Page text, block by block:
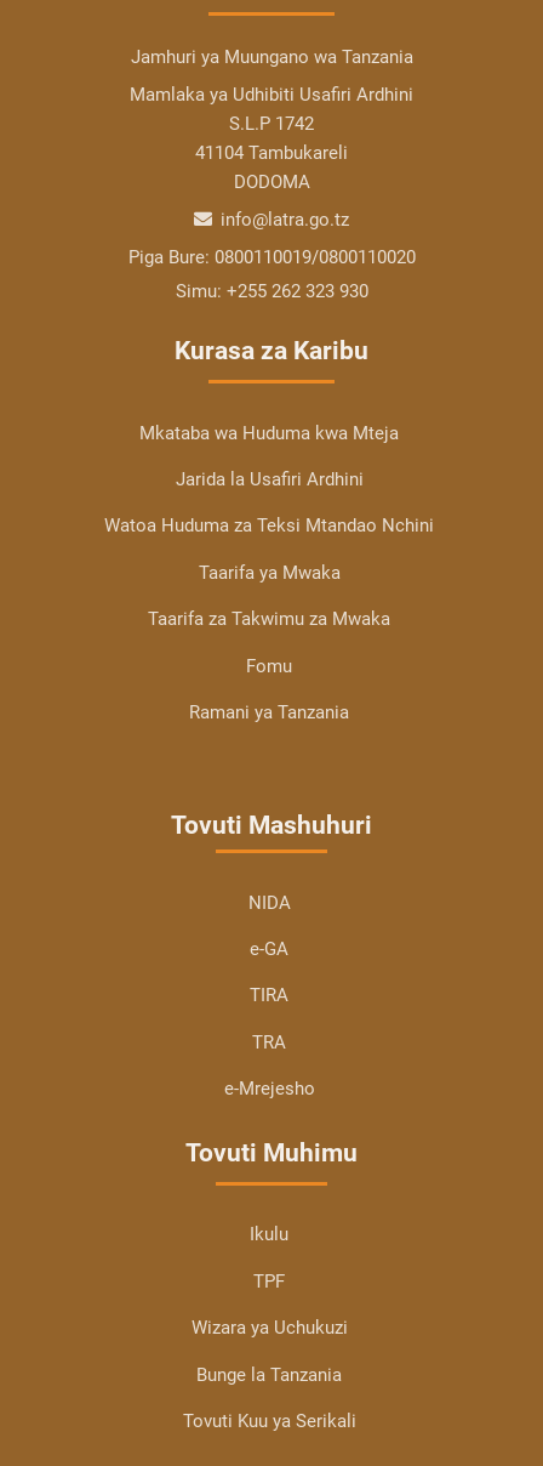
Jamhuri ya Muungano wa Tanzania
Mamlaka ya Udhibiti Usafiri Ardhini
S.L.P 1742
41104 Tambukareli
DODOMA
info@latra.go.tz
Piga Bure: 0800110019/0800110020
Simu: +255 262 323 930
Kurasa za Karibu
Mkataba wa Huduma kwa Mteja
Jarida la Usafiri Ardhini
Watoa Huduma za Teksi Mtandao Nchini
Taarifa ya Mwaka
Taarifa za Takwimu za Mwaka
Fomu
Ramani ya Tanzania
Tovuti Mashuhuri
NIDA
e-GA
TIRA
TRA
e-Mrejesho
Tovuti Muhimu
Ikulu
TPF
Wizara ya Uchukuzi
Bunge la Tanzania
Tovuti Kuu ya Serikali